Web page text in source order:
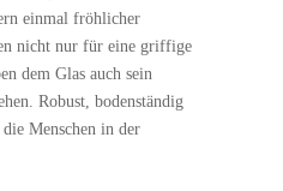
einmal fröhlicher
nicht nur für eine griffige
dem Glas auch sein
Robust, bodenständig
Menschen in der